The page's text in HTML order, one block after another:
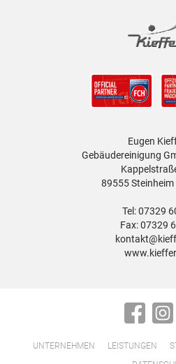
Eugen
Gebäudereinigung
89555
Tel: 07329
Fax: 07329
UNTERNEHMEN LEISTUNGEN